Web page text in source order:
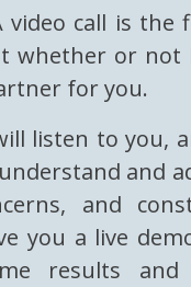
video call is
whether or not
for you.
listen to you,
and
and
you a live
results and